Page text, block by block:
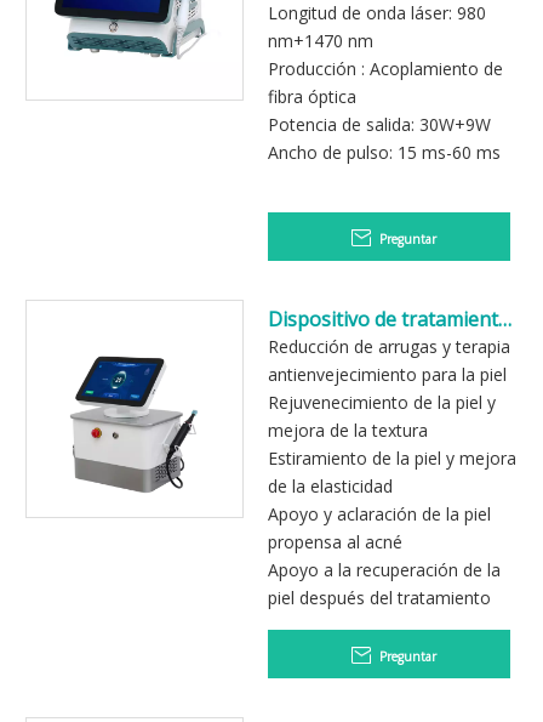
Longitud de onda láser: 980
nm+1470 nm
Producción : Acoplamiento de
fibra óptica
Potencia de salida: 30W+9W
Ancho de pulso: 15 ms-60 ms
Preguntar
Dispositivo de tratamiento
de la piel con plasma
atmosférico frío
Reducción de arrugas y terapia
antienvejecimiento para la piel
Rejuvenecimiento de la piel y
mejora de la textura
Estiramiento de la piel y mejora
de la elasticidad
Apoyo y aclaración de la piel
propensa al acné
Apoyo a la recuperación de la
piel después del tratamiento
Preguntar